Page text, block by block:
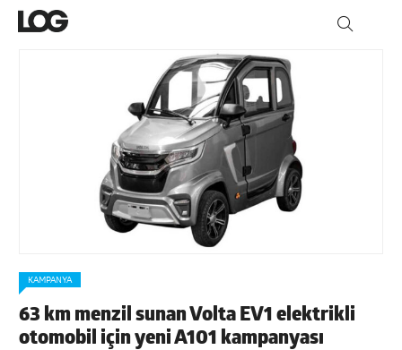
KAMPANYA
63 km menzil sunan Volta EV1 elektrikli
otomobil için yeni A101 kampanyası